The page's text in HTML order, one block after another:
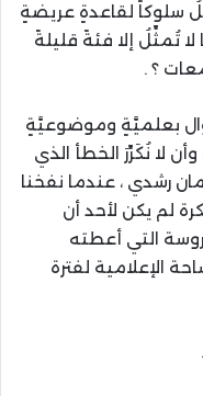
سلوكاً لقاعدةٍ عريضةٍ
لا تُمثِّلُ إلا فئةً قليلةً
؟ .
بعلميَّةٍ وموضوعيَّةٍ
لا نُكَرِّرَ الخطأ الذي
رشدي ، عندما نفخنا
لم يكن لأحد أن
التي أعطته
الإعلامية لفترة